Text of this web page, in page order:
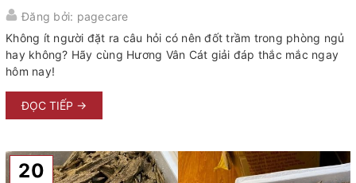
Đăng bởi: pagecare
Không ít người đặt ra câu hỏi có nên đốt trầm trong phòng ngủ
hay không? Hãy cùng Hương Vân Cát giải đáp thắc mắc ngay
hôm nay!
ĐỌC TIẾP →
20